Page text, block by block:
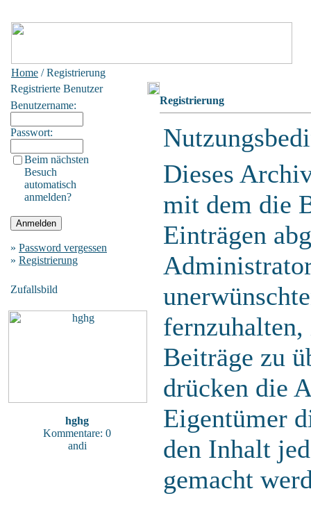
Home / Registrierung
Registrierte Benutzer
Benutzername:
Passwort:
Beim nächsten
Besuch
automatisch
anmelden?
» Password vergessen
» Registrierung
Zufallsbild
hghg
Kommentare: 0
andi
Registrierung
Dieses
mit dem die
Einträgen
Beiträge zu
drücken die
Eigentümer
den Inhalt
gemacht